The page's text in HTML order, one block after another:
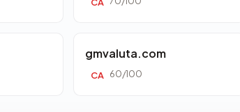
gmvaluta.com
CA 60/100